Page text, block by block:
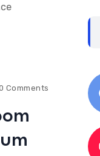
Comments